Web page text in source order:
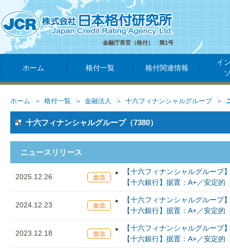
金融庁長官（格付） 第1号
ホーム 格付一覧 格付関連情報
イ
ホーム 格付一覧 金融法人 十六フィナンシャルグループ
十六フィナンシャルグループ（7380）
ニュースリリース
2025.12.26
【十六フィナンシャルグループ
【十六銀行】据置：A+／安定的
2024.12.23
【十六フィナンシャルグループ
【十六銀行】据置：A+／安定的
2023.12.18
【十六フィナンシャルグループ
【十六銀行】据置：A+／安定的